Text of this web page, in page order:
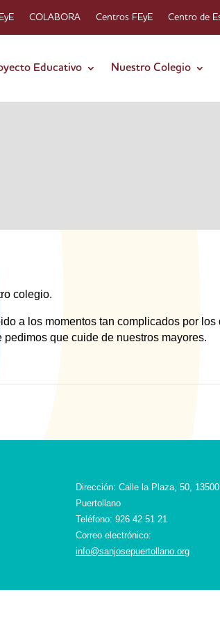
COLABORA Centros FEyE Centro de
Educativo Nuestro Colegio
colegio.
a los momentos tan complicados por los
que cuide de nuestros mayores.
Dirección: Calle la Plaza, 50, 13500
Puertollano
Teléfono: 926 42 51 21
Correo electrónico:
info@sanjosepuertollano.org